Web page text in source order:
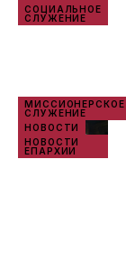
СОЦИАЛЬНОЕ
СЛУЖЕНИЕ
МИССИОНЕРСКОЕ
СЛУЖЕНИЕ
НОВОСТИ
НОВОСТИ
ЕПАРХИИ